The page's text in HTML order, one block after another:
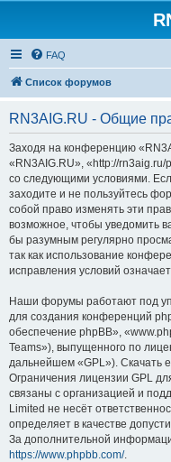
FAQ
Список форумов
RN3AIG.RU - Общие
Заходя на конференцию
«RN3AIG.RU», «http://rn3aig.ru/
со следующими условиями.
заходите и не пользуйтесь
собой право изменять эти
возможное, чтобы уведомить
бы разумным регулярно
так как использование
исправления условий
Наши форумы работают под
для создания конференций
обеспечение phpBB»,
Teams»), выпущенного по
дальнейшем «GPL»). Скачать
Ограничения лицензии GPL
связаны с организацией и
Limited не несёт
определяет в качестве
За дополнительной
https://www.phpbb.com/.